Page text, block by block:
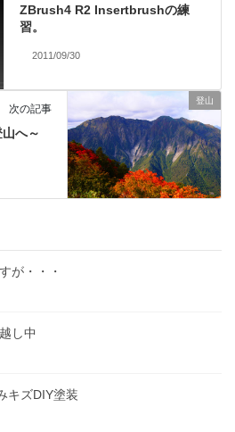
ZBrush4 R2 Insertbrushの練
習。
2011/09/30
登山
次の記事
へ～
が・・・
し中
キズDIY塗装